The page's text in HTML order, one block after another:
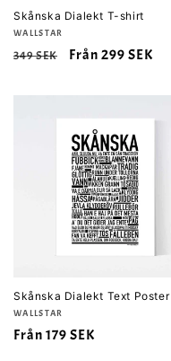
Skånska Dialekt T-shirt
Säljare:
WALLSTAR
Ordinarie
349 SEK Försäljningspris
Från 299 SEK
Skånska Dialekt Text Poster
Säljare:
WALLSTAR
Ordinarie
Från 179 SEK